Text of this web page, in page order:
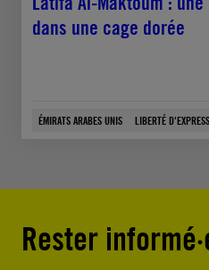
dans une cage dorée
ÉMIRATS ARABES UNIS LIBERTÉ
Rester